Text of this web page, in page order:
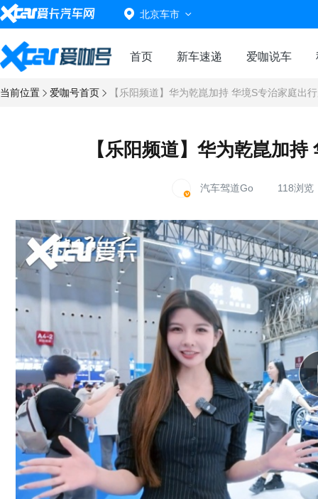
北京车市
首页 新车速递 爱咖说车
当前位置 爱咖号首页 【乐阳频道】华为乾崑加持 华境S专治家庭出
【乐阳频道】华为乾崑加
汽车驾道Go 118浏览